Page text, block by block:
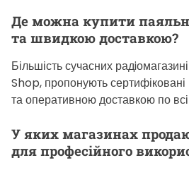
Де можна купити
та швидкою доставкою?
Більшість сучасних
Shop, пропонують сертифіковані
та оперативною доставкою по
У яких магазинах
для професійного